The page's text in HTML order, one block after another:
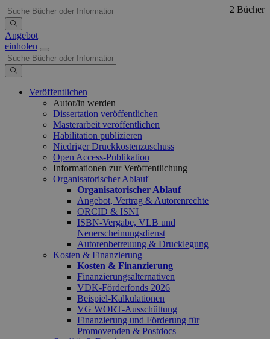
Angebot
einholen
Veröffentlichen
Autor/in werden
Dissertation veröffentlichen
Masterarbeit veröffentlichen
Habilitation publizieren
Niedriger Druckkostenzuschuss
Open Access-Publikation
Informationen zur Veröffentlichung
Organisatorischer Ablauf
Organisatorischer Ablauf
Angebot, Vertrag & Autorenrechte
ORCID & ISNI
ISBN-Vergabe, VLB und
Neuerscheinungsdienst
Autorenbetreuung & Drucklegung
Kosten & Finanzierung
Kosten & Finanzierung
Finanzierungsalternativen
VDK-Förderfonds 2026
Beispiel-Kalkulationen
VG WORT-Ausschüttung
Finanzierung und Förderung für
Promovenden & Postdocs
2 Bücher